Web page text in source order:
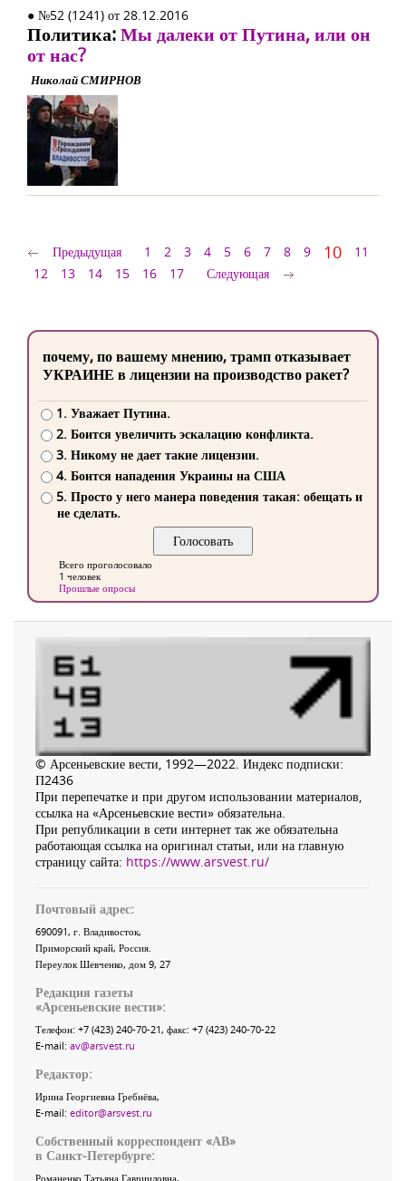
● №52 (1241) от 28.12.2016
Политика:Мы далеки от Путина, или он
от нас?
Николай СМИРНОВ
Предыдущая 1 2 3 4 5 6 7 8 9 10
11
12
13 14 15 16 17 Следующая
почему, по вашему мнению, трамп отказывает
УКРАИНЕ в лицензии на производство ракет?
1. Уважает Путина.
2. Боится увеличить эскалацию конфликта.
3. Никому не дает такие лицензии.
4. Боится нападения Украины на США
5. Просто у него манера поведения такая: обещать и
не сделать.
Всего проголосовало
1 человек
Прошлые опросы
© Арсеньевские вести, 1992—2022. Индекс подписки:
П2436
При перепечатке и при другом использовании материалов,
ссылка на «Арсеньевские вести» обязательна.
При републикации в сети интернет так же обязательна
работающая ссылка на оригинал статьи, или на главную
страницу сайта: https://www.arsvest.ru/
Почтовый адрес:
690091, г. Владивосток,
Приморский край, Россия
Переулок Шевченко, дом 9, 27
Редакция газеты
«Арсеньевские вести»:
Телефон: +7 (423) 240-70-21, факс: +7 (423) 240-70-22
E-mail: av@arsvest.ru
Редактор:
Ирина Георгиевна Гребнёва,
E-mail: editor@arsvest.ru
Собственный корреспондент «АВ»
в Санкт-Петербурге:
Романенко Татьяна Гаврииловна,